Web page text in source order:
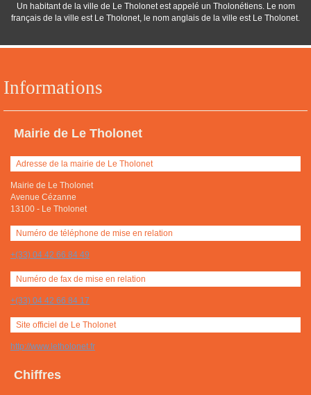
Informations
Mairie de Le Tholonet
Adresse de la mairie de Le Tholonet
Mairie de Le Tholonet
Avenue Cézanne
13100 - Le Tholonet
Numéro de téléphone de mise en relation
+(33) 04 42 66 84 49
Numéro de fax de mise en relation
+(33) 04 42 66 84 17
Site officiel de Le Tholonet
http://www.letholonet.fr
Chiffres
Un habitant de la ville de Le Tholonet est appelé un Tholonétiens. Le nom
français de la ville est Le Tholonet, le nom anglais de la ville est Le Tholonet.